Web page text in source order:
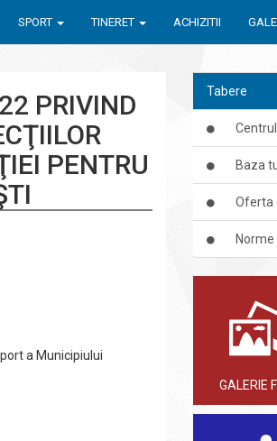
SPORT TINERET ACHIZITII
PRIVIND
PENTRU
a Municipiului
Tabere
Baza
Oferta
GALERIE